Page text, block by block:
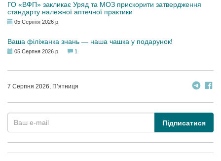
ГО «ВФП» закликає Уряд та МОЗ прискорити затвердження
стандарту належної аптечної практики
05 Серпня 2026 р.
Ваша філіжанка знань — наша чашка у подарунок!
05 Серпня 2026 р. 1
7 Серпня 2026, П’ятниця
Підписатися